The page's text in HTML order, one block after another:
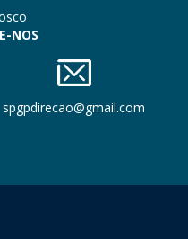
NOS
spgpdirecao@gmail.com